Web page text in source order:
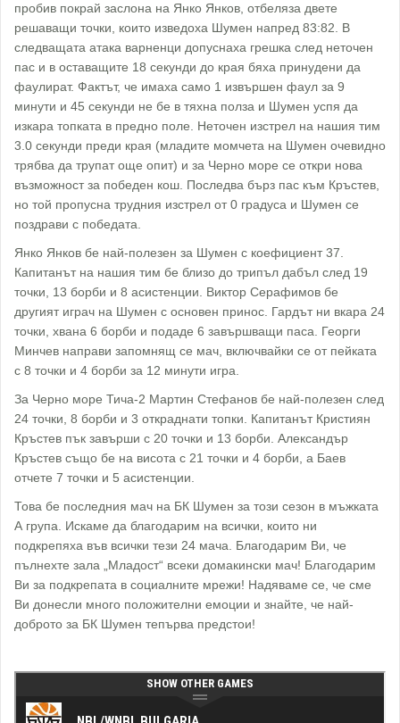
пробив покрай заслона на Янко Янков, отбеляза двете
решаващи точки, които изведоха Шумен напред 83:82. В
следващата атака варненци допуснаха грешка след неточен
пас и в оставащите 18 секунди до края бяха принудени да
фаулират. Фактът, че имаха само 1 извършен фаул за 9
минути и 45 секунди не бе в тяхна полза и Шумен успя да
изкара топката в предно поле. Неточен изстрел на нашия тим
3.0 секунди преди края (младите момчета на Шумен очевидно
трябва да трупат още опит) и за Черно море се откри нова
възможност за победен кош. Последва бърз пас към Кръстев,
но той пропусна трудния изстрел от 0 градуса и Шумен се
поздрави с победата.
Янко Янков бе най-полезен за Шумен с коефициент 37.
Капитанът на нашия тим бе близо до трипъл дабъл след 19
точки, 13 борби и 8 асистенции. Виктор Серафимов бе
другият играч на Шумен с основен принос. Гардът ни вкара 24
точки, хвана 6 борби и подаде 6 завършващи паса. Георги
Минчев направи запомнящ се мач, включвайки се от пейката
с 8 точки и 4 борби за 12 минути игра.
За Черно море Тича-2 Мартин Стефанов бе най-полезен след
24 точки, 8 борби и 3 откраднати топки. Капитанът Кристиян
Кръстев пък завърши с 20 точки и 13 борби. Александър
Кръстев също бе на висота с 21 точки и 4 борби, а Баев
отчете 7 точки и 5 асистенции.
Това бе последния мач на БК Шумен за този сезон в мъжката
А група. Искаме да благодарим на всички, които ни
подкрепяха във всички тези 24 мача. Благодарим Ви, че
пълнехте зала „Младост“ всеки домакински мач! Благодарим
Ви за подкрепата в социалните мрежи! Надяваме се, че сме
Ви донесли много положителни емоции и знайте, че най-
доброто за БК Шумен тепърва предстои!